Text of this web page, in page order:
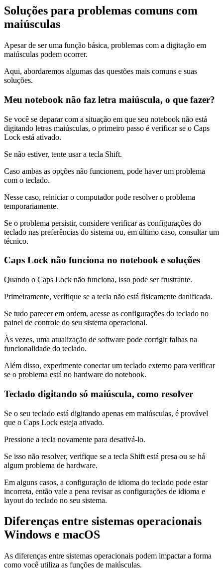
Soluções para problemas comuns com
maiúsculas
Apesar de ser uma função básica, problemas com a digitação em
maiúsculas podem ocorrer.
Aqui, abordaremos algumas das questões mais comuns e suas
soluções.
Meu notebook não faz letra maiúscula, o que fazer?
Se você se deparar com a situação em que seu notebook não está
digitando letras maiúsculas, o primeiro passo é verificar se o Caps
Lock está ativado.
Se não estiver, tente usar a tecla Shift.
Caso ambas as opções não funcionem, pode haver um problema
com o teclado.
Nesse caso, reiniciar o computador pode resolver o problema
temporariamente.
Se o problema persistir, considere verificar as configurações do
teclado nas preferências do sistema ou, em último caso, consultar um
técnico.
Caps Lock não funciona no notebook e soluções
Quando o Caps Lock não funciona, isso pode ser frustrante.
Primeiramente, verifique se a tecla não está fisicamente danificada.
Se tudo parecer em ordem, acesse as configurações do teclado no
painel de controle do seu sistema operacional.
Às vezes, uma atualização de software pode corrigir falhas na
funcionalidade do teclado.
Além disso, experimente conectar um teclado externo para verificar
se o problema está no hardware do notebook.
Teclado digitando só maiúscula, como resolver
Se o seu teclado está digitando apenas em maiúsculas, é provável
que o Caps Lock esteja ativado.
Pressione a tecla novamente para desativá-lo.
Se isso não resolver, verifique se a tecla Shift está presa ou se há
algum problema de hardware.
Em alguns casos, a configuração de idioma do teclado pode estar
incorreta, então vale a pena revisar as configurações de idioma e
layout do teclado no seu sistema.
Diferenças entre sistemas operacionais
Windows e macOS
As diferenças entre sistemas operacionais podem impactar a forma
como você utiliza as funções de maiúsculas.